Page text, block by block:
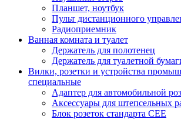
Планшет, ноутбук
Пульт дистанционного
Радиоприемник
Ванная комната и туалет
Держатель для полотенец
Держатель для туалетной
Вилки, розетки и устройства
специальные
Адаптер для автомобильной
Аксессуары для штепсельных
Блок розеток стандарта CEE